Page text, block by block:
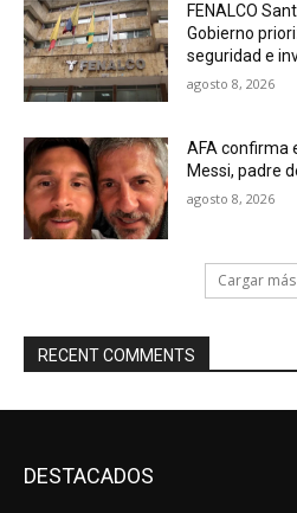
FENALCO
Gobierno
seguridad e
agosto 8, 2026
AFA confirma
Messi, padre
agosto 8, 2026
Cargar más
RECENT COMMENTS
DESTACADOS